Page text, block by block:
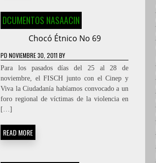
DCUMENTOS NASAACIN
Chocó Étnico No 69
PD NOVIEMBRE 30, 2011 BY
Para los pasados días del 25 al 28 de
noviembre, el FISCH junto con el Cinep y
Viva la Ciudadanía habíamos convocado a un
foro regional de víctimas de la violencia en
[…]
READ MORE